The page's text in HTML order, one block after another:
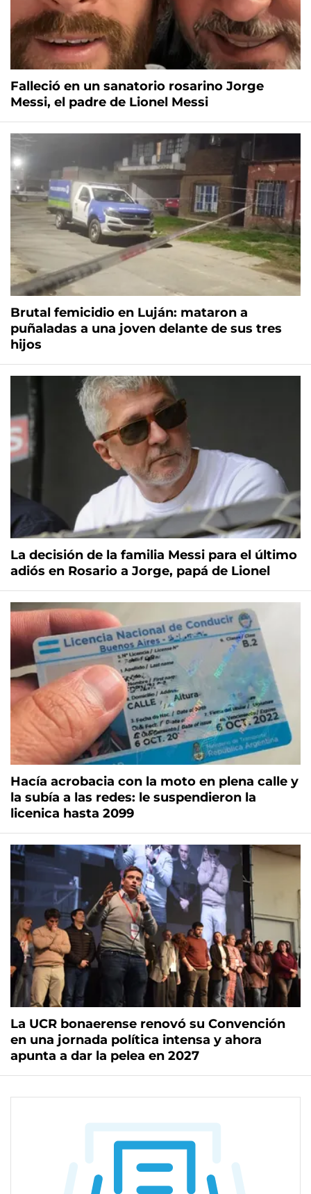
Falleció en un sanatorio rosarino Jorge
Messi, el padre de Lionel Messi
Brutal femicidio en Luján: mataron a
puñaladas a una joven delante de sus tres
hijos
La decisión de la familia Messi para el último
adiós en Rosario a Jorge, papá de Lionel
Hacía acrobacia con la moto en plena calle y
la subía a las redes: le suspendieron la
licenica hasta 2099
La UCR bonaerense renovó su Convención
en una jornada política intensa y ahora
apunta a dar la pelea en 2027